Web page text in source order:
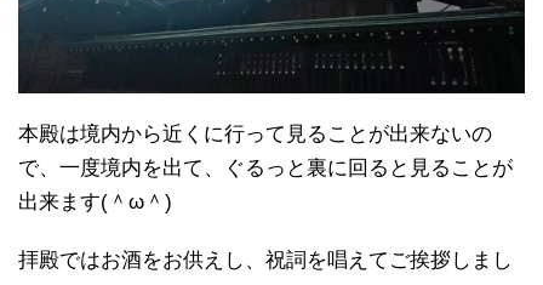
本殿は境内から近くに行って見ることが出来ないの
で、一度境内を出て、ぐるっと裏に回ると見ることが
出来ます(＾ω＾)
拝殿ではお酒をお供えし、祝詞を唱えてご挨拶しまし